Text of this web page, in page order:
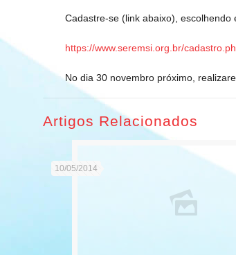
Cadastre-se (link abaixo), escolhendo
https://www.seremsi.org.br/
No dia 30 novembro próximo,
Artigos Relacionados
10/05/2014